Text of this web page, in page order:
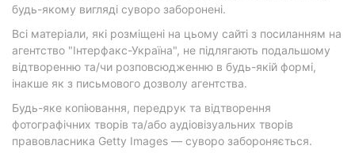
будь-якому вигляді суворо заборонені.
Всі матеріали, які розміщені на цьому сайті з посиланням на
агентство "Інтерфакс-Україна", не підлягають подальшому
відтворенню та/чи розповсюдженню в будь-якій формі,
інакше як з письмового дозволу агентства.
Будь-яке копіювання, передрук та відтворення
фотографічних творів та/або аудіовізуальних творів
правовласника Getty Images — суворо забороняється.